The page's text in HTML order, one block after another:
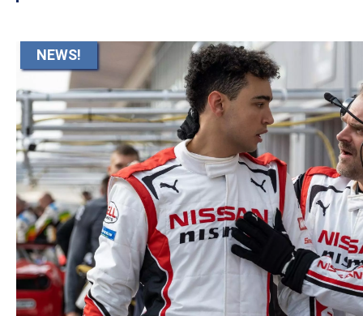
NEWS!